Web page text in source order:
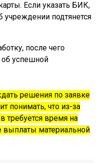
Если указать БИК,
учреждении подтянется
после чего
об успешной
решения по заявке
понимать, что из-за
требуется время на
выплаты материальной